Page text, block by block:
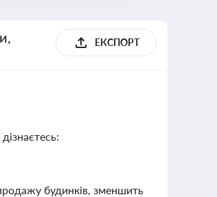
ЕКСПОРТ
будинків, зменшить